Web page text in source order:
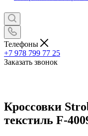
Телефоны
+7 978 799 77 25
Заказать звонок
Кроссовки
текстиль F-